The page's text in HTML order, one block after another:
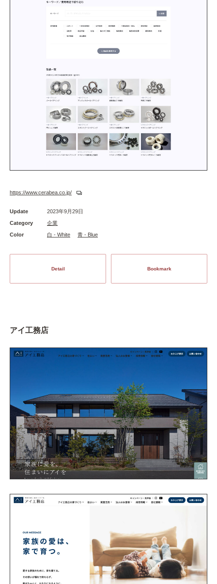
https://www.cerabea.co.jp/
Update
2023年9月29日
Category
企業
Color
白 - White 青 - Blue
Detail Bookmark
アイ工務店